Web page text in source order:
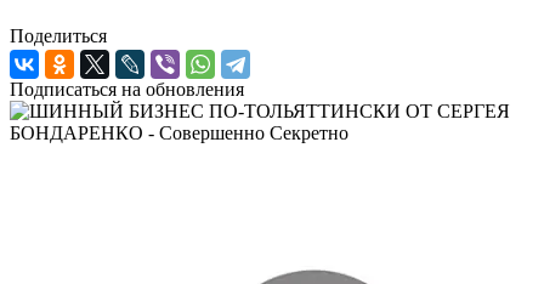
Поделиться
Подписаться на обновления